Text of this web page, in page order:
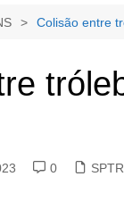
Colisão entre
0